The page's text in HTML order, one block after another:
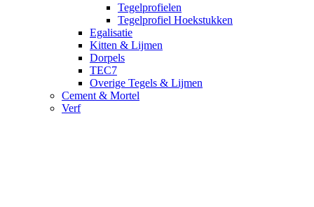
Tegelprofielen
Tegelprofiel Hoekstukken
Egalisatie
Kitten & Lijmen
Dorpels
TEC7
Overige Tegels & Lijmen
Cement & Mortel
Verf